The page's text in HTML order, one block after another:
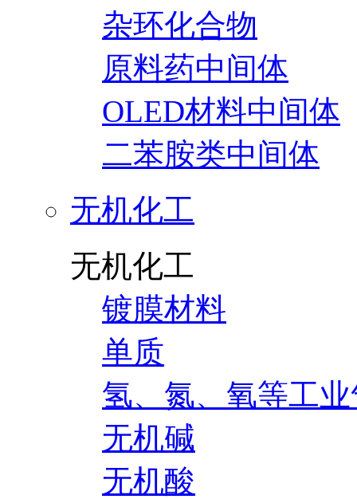
杂环化合物
原料药中间体
OLED材料中间体
二苯胺类中间体
无机化工
无机化工
镀膜材料
单质
氢、氮、氧等工
无机碱
无机酸